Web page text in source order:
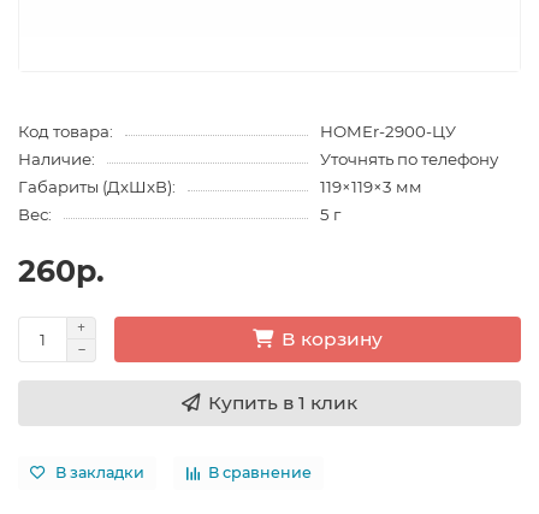
Код товара:
HOMEr-2900-ЦУ
Наличие:
Уточнять по телефону
Габариты (ДхШхВ):
119×119×3 мм
Вес:
5 г
260р.
В корзину
Купить в 1 клик
В закладки В сравнение